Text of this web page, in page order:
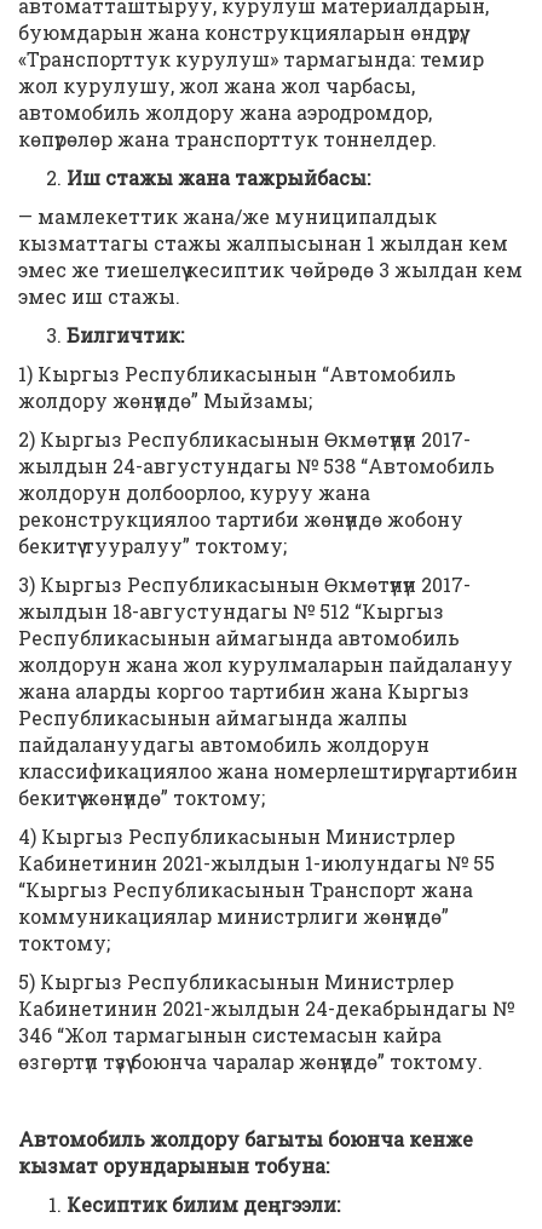
автоматташтыруу, курулуш материалдарын,
буюмдарын жана конструкцияларын өндүрүү;
«Транспорттук курулуш» тармагында: темир
жол курулушу, жол жана жол чарбасы,
автомобиль жолдору жана аэродромдор,
көпүрөлөр жана транспорттук тоннелдер.
Иш стажы жана тажрыйбасы:
— мамлекеттик жана/же муниципалдык
кызматтагы стажы жалпысынан 1 жылдан кем
эмес же тиешелүү кесиптик чөйрөдө 3 жылдан кем
эмес иш стажы.
Билгичтик:
1) Кыргыз Республикасынын “Автомобиль
жолдору жөнүндө” Мыйзамы;
2) Кыргыз Республикасынын Өкмөтүнүн 2017-
жылдын 24-августундагы № 538 “Автомобиль
жолдорун долбоорлоо, куруу жана
реконструкциялоо тартиби жөнүндө жобону
бекитүү тууралуу” токтому;
3) Кыргыз Республикасынын Өкмөтүнүн 2017-
жылдын 18-августундагы № 512 “Кыргыз
Республикасынын аймагында автомобиль
жолдорун жана жол курулмаларын пайдалануу
жана аларды коргоо тартибин жана Кыргыз
Республикасынын аймагында жалпы
пайдалануудагы автомобиль жолдорун
классификациялоо жана номерлештирүү тартибин
бекитүү жөнүндө” токтому;
4) Кыргыз Республикасынын Министрлер
Кабинетинин 2021-жылдын 1-июлундагы № 55
“Кыргыз Республикасынын Транспорт жана
коммуникациялар министрлиги жөнүндө”
токтому;
5) Кыргыз Республикасынын Министрлер
Кабинетинин 2021-жылдын 24-декабрындагы №
346 “Жол тармагынын системасын кайра
өзгөртүп түзүү боюнча чаралар жөнүндө” токтому.
Автомобиль жолдору багыты боюнча кенже
кызмат орундарынын тобуна:
Кесиптик билим деңгээли: